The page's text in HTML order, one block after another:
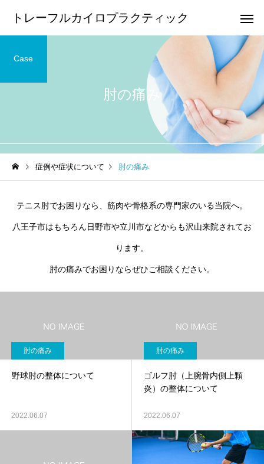
トレーフルカイロプラクティック
顎の痛
手や腕の痛み・しびれ
足底筋膜炎・足底腱膜炎の
鵞足炎の整体について
肘の痛み
Case
症例や症状について 肘の痛み
テニス肘でお困りなら、筋肉や骨格系の専門家のいる当院へ。
八王子市はもちろん日野市や立川市などからも沢山来院されてお
ります。
肘の痛みでお困りならぜひご相談ください。
肘の痛み
野球肘の整体について
2022.06.07
肘の痛み
ゴルフ肘（上腕骨内側上顆
炎）の整体について
2022.06.07